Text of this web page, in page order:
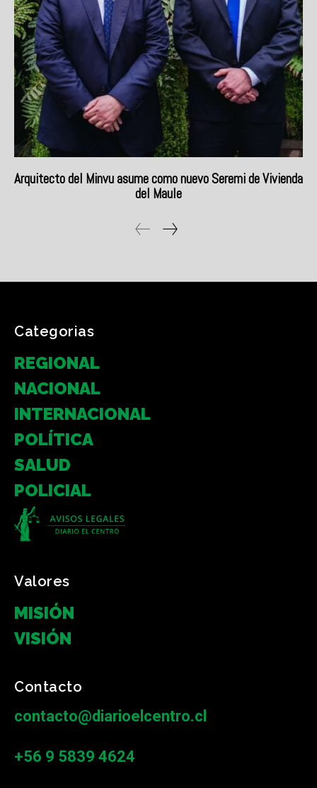
Categorias
REGIONAL
NACIONAL
INTERNACIONAL
POLÍTICA
SALUD
POLICIAL
Valores
MISIÓN
VISIÓN
Contacto
contacto@diarioelcentro.cl
+56 9 5839 4624